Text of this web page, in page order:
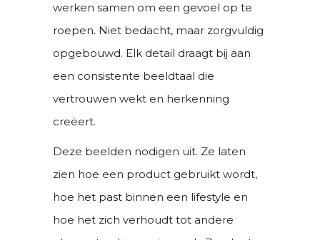
werken samen om een gevoel op te
roepen. Niet bedacht, maar zorgvuldig
opgebouwd. Elk detail draagt bij aan
een consistente beeldtaal die
vertrouwen wekt en herkenning
creëert.
Deze beelden nodigen uit. Ze laten
zien hoe een product gebruikt wordt,
hoe het past binnen een lifestyle en
hoe het zich verhoudt tot andere